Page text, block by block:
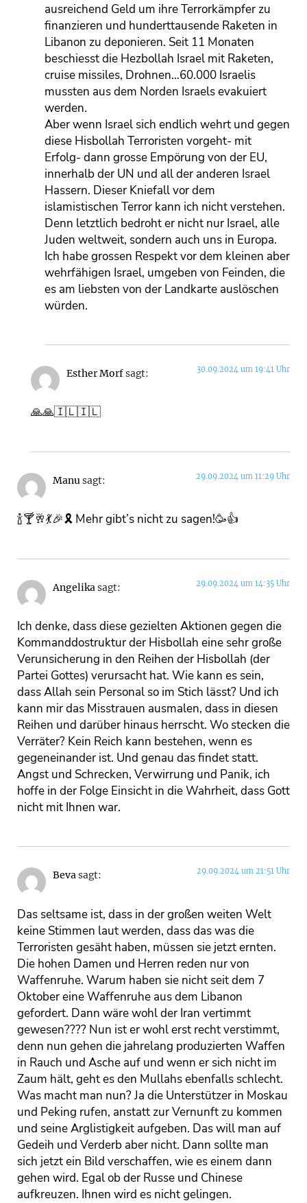
ausreichend Geld um ihre Terrorkämpfer zu
finanzieren und hunderttausende Raketen in
Libanon zu deponieren. Seit 11 Monaten
beschiesst die Hezbollah Israel mit Raketen,
cruise missiles, Drohnen…60.000 Israelis
mussten aus dem Norden Israels evakuiert
werden.
Aber wenn Israel sich endlich wehrt und gegen
diese Hisbollah Terroristen vorgeht- mit
Erfolg- dann grosse Empörung von der EU,
innerhalb der UN und all der anderen Israel
Hassern. Dieser Kniefall vor dem
islamistischen Terror kann ich nicht verstehen.
Denn letztlich bedroht er nicht nur Israel, alle
Juden weltweit, sondern auch uns in Europa.
Ich habe grossen Respekt vor dem kleinen aber
wehrfähigen Israel, umgeben von Feinden, die
es am liebsten von der Landkarte auslöschen
würden.
Esther Morfsagt: 30.09.2024 um 19:41 Uhr
🙏🙏🇮🇱🇮🇱
Manusagt: 29.09.2024 um 11:29 Uhr
🍾🍸🥂💃🎉🎗 Mehr gibt’s nicht zu sagen!🥳👍
Angelikasagt: 29.09.2024 um 14:35 Uhr
Ich denke, dass diese gezielten Aktionen gegen die
Kommanddostruktur der Hisbollah eine sehr große
Verunsicherung in den Reihen der Hisbollah (der
Partei Gottes) verursacht hat. Wie kann es sein,
dass Allah sein Personal so im Stich lässt? Und ich
kann mir das Misstrauen ausmalen, dass in diesen
Reihen und darüber hinaus herrscht. Wo stecken die
Verräter? Kein Reich kann bestehen, wenn es
gegeneinander ist. Und genau das findet statt.
Angst und Schrecken, Verwirrung und Panik, ich
hoffe in der Folge Einsicht in die Wahrheit, dass Gott
nicht mit Ihnen war.
Bevasagt: 29.09.2024 um 21:51 Uhr
Das seltsame ist, dass in der großen weiten Welt
keine Stimmen laut werden, dass das was die
Terroristen gesäht haben, müssen sie jetzt ernten.
Die hohen Damen und Herren reden nur von
Waffenruhe. Warum haben sie nicht seit dem 7
Oktober eine Waffenruhe aus dem Libanon
gefordert. Dann wäre wohl der Iran vertimmt
gewesen???? Nun ist er wohl erst recht verstimmt,
denn nun gehen die jahrelang produzierten Waffen
in Rauch und Asche auf und wenn er sich nicht im
Zaum hält, geht es den Mullahs ebenfalls schlecht.
Was macht man nun? Ja die Unterstützer in Moskau
und Peking rufen, anstatt zur Vernunft zu kommen
und seine Arglistigkeit aufgeben. Das will man auf
Gedeih und Verderb aber nicht. Dann sollte man
sich jetzt ein Bild verschaffen, wie es einem dann
gehen wird. Egal ob der Russe und Chinese
aufkreuzen. Ihnen wird es nicht gelingen.